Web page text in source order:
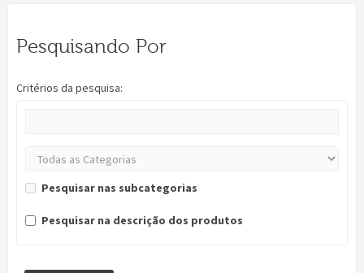
Pesquisando Por
Critérios da pesquisa:
Pesquisar nas subcategorias
Pesquisar na descrição dos produtos